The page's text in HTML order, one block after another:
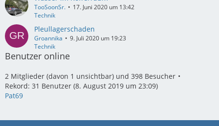
TooSoonSr.
17. Juni 2020 um 13:42
Technik
Pleullagerschaden
Groannika
9. Juli 2020 um 19:23
Technik
Benutzer online
2 Mitglieder (davon 1 unsichtbar) und 398 Besucher
Rekord: 31 Benutzer (8. August 2019 um 23:09)
Pat69